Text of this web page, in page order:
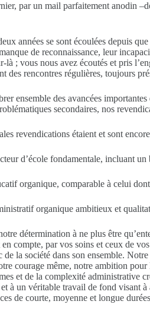
par un mail parfaitement anodin
années se sont écoulées depuis
de reconnaissance, leur
là ; vous nous avez écoutés et pris
des rencontres régulières, toujours
ensemble des avancées
secondaires, nos
revendications étaient et sont
d’école fondamentale, incluant
organique, comparable à celui
organique ambitieux et
détermination à ne plus être
compte, par vos soins et ceux de
de la société dans son ensemble.
courage même, notre ambition
et de la complexité administrative
à un véritable travail de fond visant
de courte, moyenne et longue